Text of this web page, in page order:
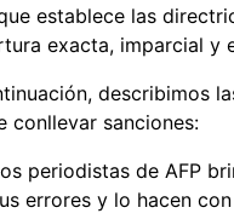
establece las
exacta, imparcial y
describimos
conllevar sanciones:
periodistas de AFP
errores y lo hacen